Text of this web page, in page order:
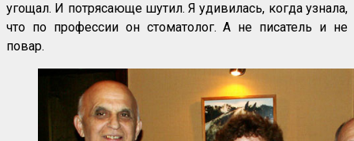
угощал. И потрясающе шутил. Я удивилась, когда узнала,
что по профессии он стоматолог. А не писатель и не
повар.